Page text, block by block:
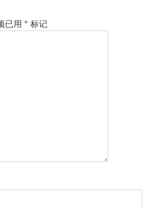
已用 * 标记